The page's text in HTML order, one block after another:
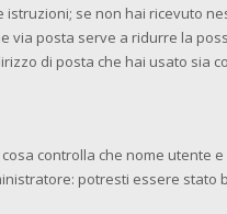
se non hai ricevuto
via posta serve a ridurre la
di posta che hai usato sia
controlla che nome utente
potresti essere stato